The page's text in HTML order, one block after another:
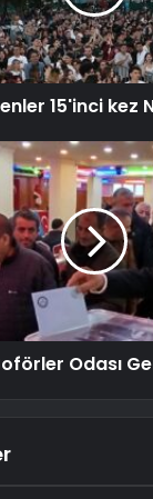
15'inci kez
Odası